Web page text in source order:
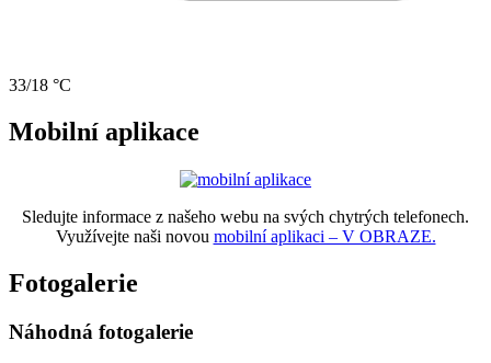
33/18 °C
Mobilní aplikace
Sledujte informace z našeho webu na svých chytrých telefonech.
Využívejte naši novou mobilní aplikaci – V OBRAZE.
Fotogalerie
Náhodná fotogalerie